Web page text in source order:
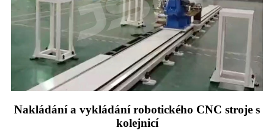
Nakládání a vykládání robotického CNC stroje s
kolejnicí